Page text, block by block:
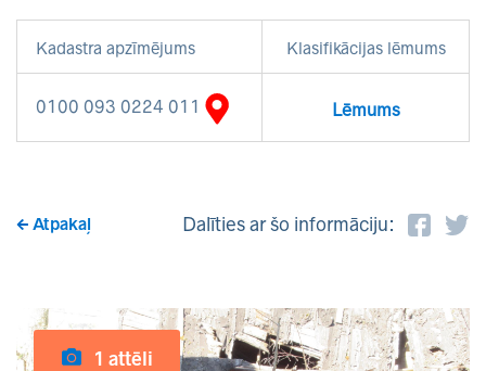
Kadastra apzīmējums Klasifikācijas lēmums
0100 093 0224 011 Lēmums
Atpakaļ Dalīties ar šo informāciju:
1 attēli